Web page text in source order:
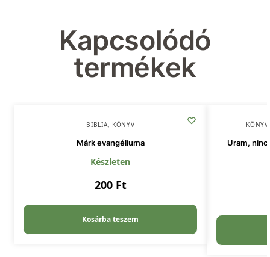
Kapcsolódó
termékek
BIBLIA, KÖNYV
Márk evangéliuma
Készleten
200 Ft
Kosárba teszem
KÖNYV
Uram,